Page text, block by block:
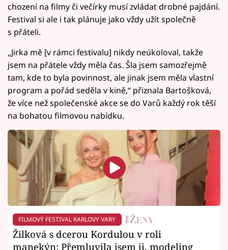
chození na filmy či večírky musí zvládat drobné pajdání.
Festival si ale i tak plánuje jako vždy užít společně
s přáteli.
„Jirka mě [v rámci festivalu] nikdy neúkoloval, takže
jsem na přátele vždy měla čas. Šla jsem samozřejmě
tam, kde to byla povinnost, ale jinak jsem měla vlastní
program a pořád seděla v kině,“ přiznala Bartošková,
že více než společenské akce se do Varů každý rok těší
na bohatou filmovou nabídku.
FILMOVÝ FESTIVAL KARLOVY VARY
Žilková s dcerou Kordulou v roli
manekýn: Přemluvila jsem ji, modeling